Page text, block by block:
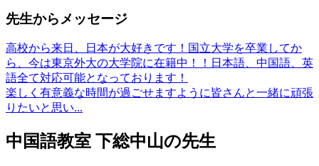
先生からメッセージ
高校から来日、日本が大好きです！国立大学を卒業してか
ら、今は東京外大の大学院に在籍中！！日本語、中国語、英
語全て対応可能となっております！
楽しく有意義な時間が過ごせますように皆さんと一緒に頑張
りたいと思い...
中国語教室 下総中山の先生